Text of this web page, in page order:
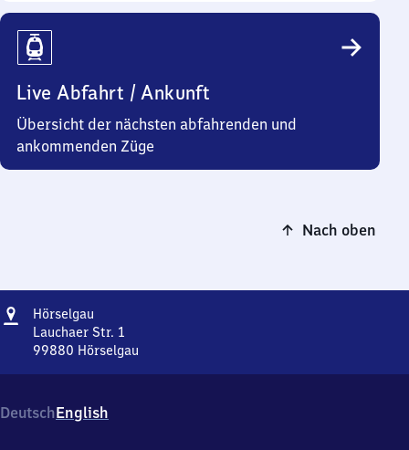
Live Abfahrt / Ankunft
Übersicht der nächsten abfahrenden und
ankommenden Züge
Nach oben
Adresse
Hörselgau
Lauchaer Str. 1
99880 Hörselgau
Str.
1,
DeutschEnglish